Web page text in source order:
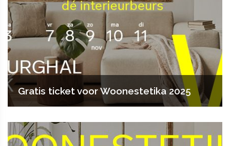
Gratis ticket voor Woonestetika 2025